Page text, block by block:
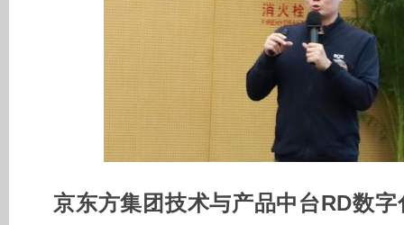
京东方集团技术与产品中台RD数